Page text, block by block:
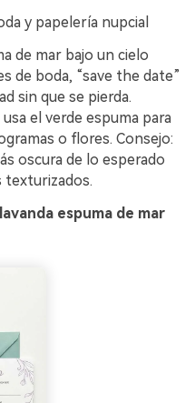
y papelería nupcial
de mar bajo un cielo
de boda, “save the date”
sin que se pierda.
el verde espuma para
o flores. Consejo:
oscura de lo esperado
texturizados.
espuma de mar